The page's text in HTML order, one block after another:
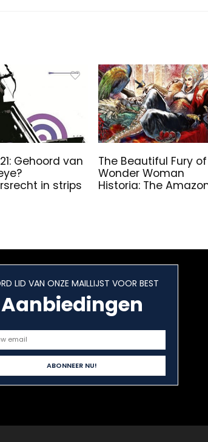
Gehoord van
in strips
The Beautiful Fury of
Wonder Woman
Historia: The
LID VAN ONZE MAILLIJST VOOR BEST
Aanbiedingen